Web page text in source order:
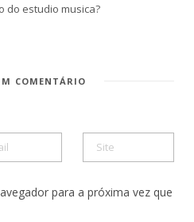
do estudio musica?
COMENTÁRIO
para a próxima vez que